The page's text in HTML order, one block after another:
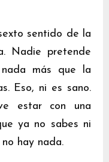
sentido de la
Nadie pretende
más que la
Eso, ni es sano.
estar con una
ya no sabes ni
hay nada.